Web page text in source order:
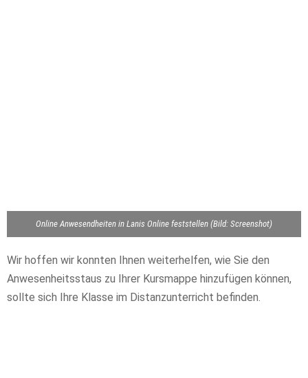
Online Anwesendheiten in Lanis Online feststellen (Bild: Screenshot)
Wir hoffen wir konnten Ihnen weiterhelfen, wie Sie den
Anwesenheitsstaus zu Ihrer Kursmappe hinzufügen können,
sollte sich Ihre Klasse im Distanzunterricht befinden.